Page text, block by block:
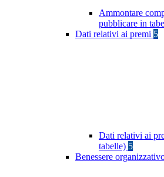
Ammontare
pubblicare in
Dati relativi ai premi 5
Dati relativi ai
tabelle) 5
Benessere